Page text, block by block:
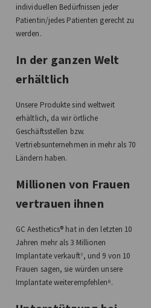
individuellen Bedürfnissen jeder
Patientin/jedes Patienten gerecht zu
werden.
In der ganzen Welt
erhältlich
Unsere Produkte sind weltweit
erhältlich, da wir örtliche
Geschäftsstellen bzw.
Vertriebsunternehmen in mehr als 70
Ländern haben.
Millionen von Frauen
vertrauen ihnen
GC Aesthetics® hat in den letzten 10
Jahren mehr als 3 Millionen
Implantate verkauft⁷, und 9 von 10
Frauen sagen, sie würden unsere
Implantate weiterempfehlen⁸.